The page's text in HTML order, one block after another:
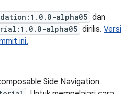
alpha05 dan
alpha05 dirilis. Versi
ini.
Side Navigation